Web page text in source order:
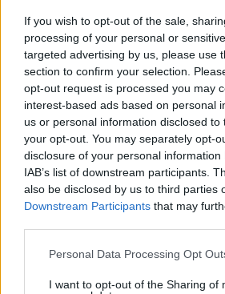
If you wish to opt-out of the sale,
processing of your personal or
targeted advertising by us, please use
section to confirm your selection.
opt-out request is processed you may
interest-based ads based on personal
us or personal information disclosed
your opt-out. You may separately opt-
disclosure of your personal
IAB’s list of downstream participants.
also be disclosed by us to third parties
Downstream Participants that may
Please note that this website/app uses
not limited to your visit or usage
Personal Data Processing Opt
I want to opt-out of the Sharing of